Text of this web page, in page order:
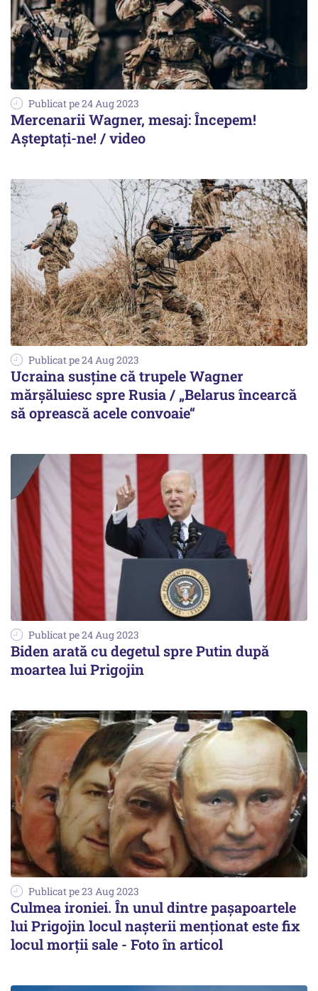
Publicat pe 24 Aug 2023
Mercenarii Wagner, mesaj: Începem!
Așteptați-ne! / video
Publicat pe 24 Aug 2023
Ucraina susține că trupele Wagner
mărșăluiesc spre Rusia / „Belarus încearcă
să oprească acele convoaie“
Publicat pe 24 Aug 2023
Biden arată cu degetul spre Putin după
moartea lui Prigojin
Publicat pe 23 Aug 2023
Culmea ironiei. În unul dintre pașapoartele
lui Prigojin locul nașterii menționat este fix
locul morții sale - Foto în articol